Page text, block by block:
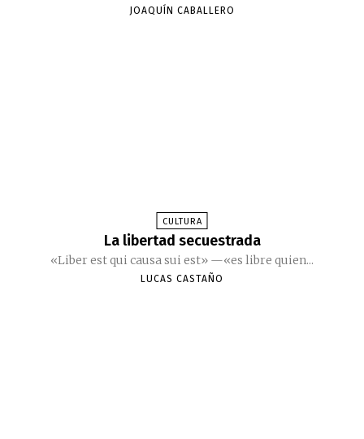
JOAQUÍN CABALLERO
CULTURA
La libertad secuestrada
«Liber est qui causa sui est» —«es libre quien...
LUCAS CASTAÑO